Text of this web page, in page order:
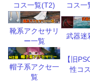
コス一覧(T2)
コス一
靴系アクセサリ
ー一覧
武器迷
帽子系アクセ一
覧
【旧
性コ